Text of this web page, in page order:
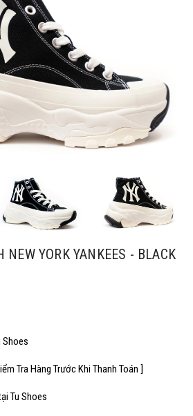
NEW YORK YANKEES - BLACK
Shoes
Tra Hàng Trước Khi Thanh Toán ]
Tu Shoes